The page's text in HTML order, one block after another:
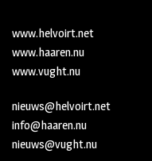
www.helvoirt.net
www.haaren.nu
www.vught.nu
nieuws@helvoirt.net
info@haaren.nu
nieuws@vught.nu